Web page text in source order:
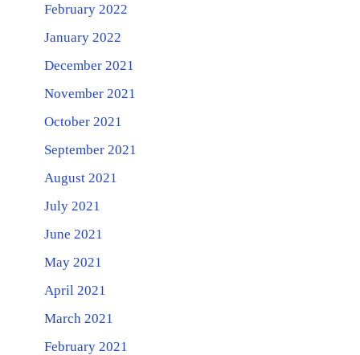
February 2022
January 2022
December 2021
November 2021
October 2021
September 2021
August 2021
July 2021
June 2021
May 2021
April 2021
March 2021
February 2021